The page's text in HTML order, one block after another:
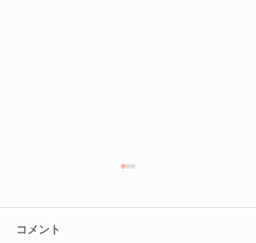
コメント